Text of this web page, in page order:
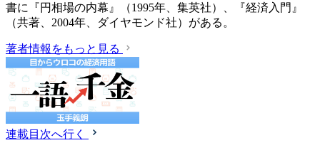
書に『円相場の内幕』（1995年、集英社）、『経済入門』
（共著、2004年、ダイヤモンド社）がある。
著者情報をもっと見る
連載目次へ行く